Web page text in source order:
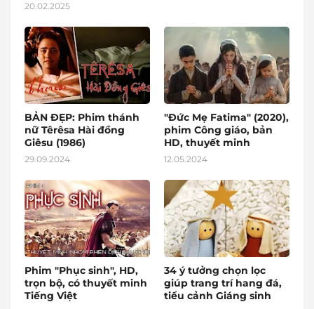
20.02.2025
BẢN ĐẸP: Phim thánh
nữ Têrêsa Hài đồng
Giêsu (1986)
29.09.2024
"Đức Mẹ Fatima" (2020),
phim Công giáo, bản
HD, thuyết minh
12.05.2024
Phim "Phục sinh", HD,
trọn bộ, có thuyết minh
Tiếng Việt
34 ý tưởng chọn lọc
giúp trang trí hang đá,
tiểu cảnh Giáng sinh